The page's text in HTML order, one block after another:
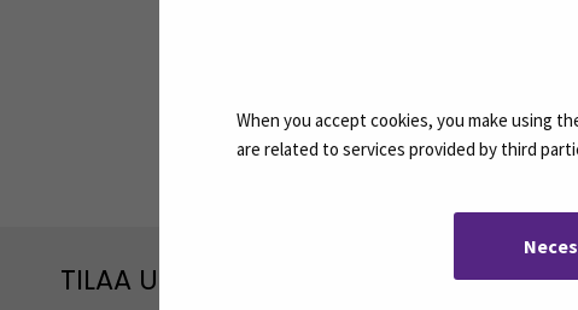
When you accept cookies, you make using
are related to services provided by third
…
TILAA UUTISKIRJEITÄMME